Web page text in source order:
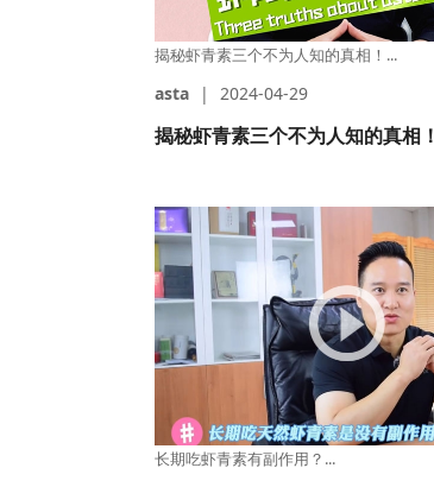
揭秘虾青素三个不为人知的真相！...
asta | 2024-04-29
揭秘虾青素三个不为人知的真相！
长期吃虾青素有副作用？...